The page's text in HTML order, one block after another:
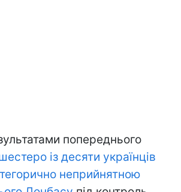
попереднього
із десяти українців
неприйнятною